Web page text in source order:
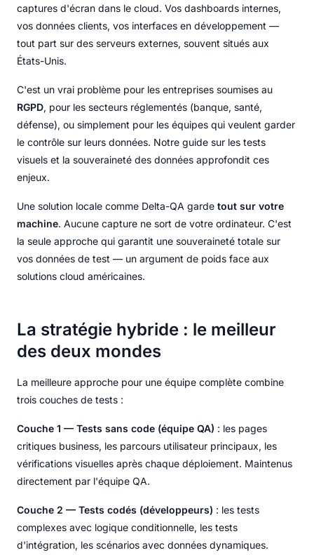
captures d'écran dans le cloud. Vos dashboards internes,
vos données clients, vos interfaces en développement —
tout part sur des serveurs externes, souvent situés aux
États-Unis.
C'est un vrai problème pour les entreprises soumises au
RGPD, pour les secteurs réglementés (banque, santé,
défense), ou simplement pour les équipes qui veulent garder
le contrôle sur leurs données. Notre guide sur les tests
visuels et la souveraineté des données approfondit ces
enjeux.
Une solution locale comme Delta-QA garde tout sur votre
machine. Aucune capture ne sort de votre ordinateur. C'est
la seule approche qui garantit une souveraineté totale sur
vos données de test — un argument de poids face aux
solutions cloud américaines.
La stratégie hybride : le meilleur
des deux mondes
La meilleure approche pour une équipe complète combine
trois couches de tests :
Couche 1 — Tests sans code (équipe QA) : les pages
critiques business, les parcours utilisateur principaux, les
vérifications visuelles après chaque déploiement. Maintenus
directement par l'équipe QA.
Couche 2 — Tests codés (développeurs) : les tests
complexes avec logique conditionnelle, les tests
d'intégration, les scénarios avec données dynamiques.